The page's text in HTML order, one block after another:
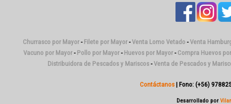
Churrasco por Mayor - Filete por Mayor -Venta Lomo Vetado -Venta
Vacuno por Mayor - Pollo por Mayor - Huevos por Mayor - Compra Huevos
Distribuidora de Pescados y Mariscos-Venta de Pescados y
Contáctanos| Fono: (+56)
Desarrollado por